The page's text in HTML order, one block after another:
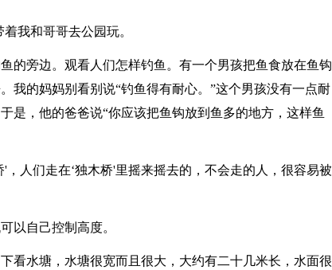
我和哥哥去公园玩。
的旁边。观看人们怎样钓鱼。有一个男孩把鱼食放在鱼钩
我的妈妈别看别说“钓鱼得有耐心。”这个男孩没有一点耐
是，他的爸爸说“你应该把鱼钩放到鱼多的地方，这样鱼
人们走在‘独木桥'里摇来摇去的，不会走的人，很容易被
以自己控制高度。
看水塘，水塘很宽而且很大，大约有二十几米长，水面很